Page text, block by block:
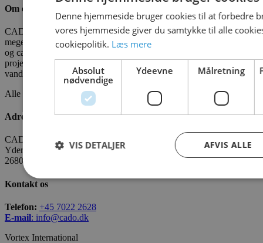
Om os
CADO er en professionel leverandør af vandleg, legepladser og
meget mere. Vi har leveret vandleg til kommuner, zoologiske haver
og campingpladser. Vi ønsker at bidrage som partner i alle faser af
projektet - fra idé til realisering. CADOAQUA er vores
vandlegeplads.
Alle fakta om CADO er tilgængelige
HER
Adresse
CADO AQUA Danmark
Yderholmvej 35
2680 Solrød
Kontakt os
Telefon: +45 7022 2628
E-mail: info@cado.dk
Vortex International
Denne hjemmeside bruger cookies til at forbedre
vores hjemmeside giver du samtykke til alle
cookiepolitik. Læs mere
Absolut
nødvendige
Ydeevne Målretning
AFVIS ALLE
VIS DETALJER